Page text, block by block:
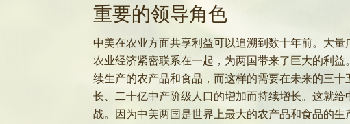
重要的领导角色
中美在农业方面共享利益可以追溯到数十年前。大
农业经济紧密联系在一起，为两国带来了巨大的利
续生产的农产品和食品，而这样的需要在未来的三
长、二十亿中产阶级人口的增加而持续增长。这就
战。因为中美两国是世界上最大的农产品和食品的